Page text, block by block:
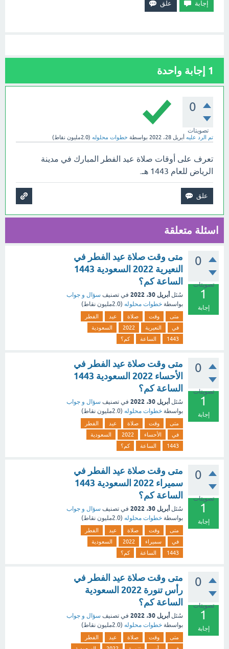
1 إجابة واحدة
0
تصويتات
تم الرد عليه أبريل 28، 2022 بواسطة خطوات محلوله (2.0مليون نقاط)
تعرف على أوقات صلاة عيد الفطر المبارك في مدينة
الرياض للعام 1443 هـ.
اسئلة متعلقة
0
تصويتات
1
إجابة
متى وقت صلاة عيد الفطر في
النعيرية 2022 السعودية 1443
الساعة كم؟
سُئل أبريل 30، 2022 في تصنيف سؤال و جواب
بواسطة خطوات محلوله (2.0مليون نقاط)
متى وقت صلاة عيد
الفطر
في
النعيرية 2022
السعودية
1443
الساعة كم؟
0
تصويتات
1
إجابة
متى وقت صلاة عيد الفطر في
الأحساء 2022 السعودية 1443
الساعة كم؟
سُئل أبريل 30، 2022 في تصنيف سؤال و جواب
بواسطة خطوات محلوله (2.0مليون نقاط)
متى وقت صلاة عيد
الفطر
في
الأحساء 2022
السعودية
1443
الساعة كم؟
0
تصويتات
1
إجابة
متى وقت صلاة عيد الفطر في
سميراء 2022 السعودية 1443
الساعة كم؟
سُئل أبريل 30، 2022 في تصنيف سؤال و جواب
بواسطة خطوات محلوله (2.0مليون نقاط)
متى وقت صلاة عيد
الفطر
في
سميراء 2022
السعودية
1443
الساعة كم؟
0
تصويتات
1
إجابة
متى وقت صلاة عيد الفطر في
رأس تنورة 2022 السعودية
الساعة كم؟
سُئل أبريل 30، 2022 في تصنيف سؤال و جواب
بواسطة خطوات محلوله (2.0مليون نقاط)
متى وقت صلاة عيد
الفطر